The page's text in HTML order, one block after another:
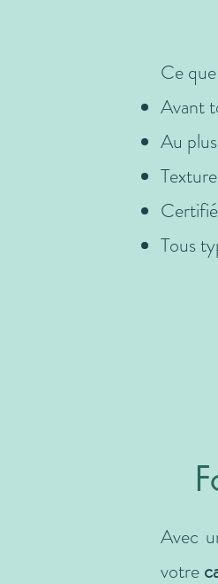
Ce
Avant
Au
Tous
Avec
votre